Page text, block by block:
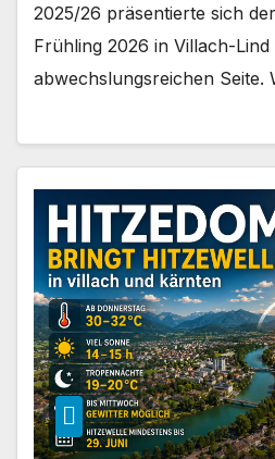
2025/26 präsentierte sich
Frühling 2026 in Villach-
abwechslungsreichen Seite.